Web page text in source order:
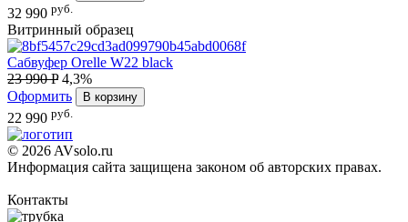
32 990 руб.
Витринный образец
Сабвуфер Orelle W22 black
23 990 P 4,3%
Оформить
В корзину
22 990 руб.
© 2026 AVsolo.ru
Информация сайта защищена законом об авторских правах.
Контакты